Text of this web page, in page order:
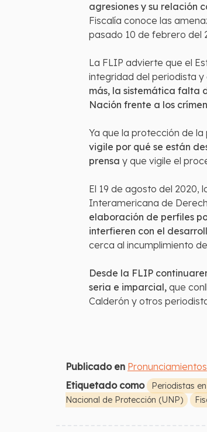
agresiones y su relación
Fiscalía conoce las
pasado 10 de febrero del
La FLIP advierte que el
integridad del periodista
más, la sistemática falta
Nación frente a los
Ya que la protección de
vigile por qué se están
prensa y que vigile el
El 19 de agosto del 2020,
Interamericana de
elaboración de perfiles
interfieren con el
cerca al incumplimiento
Desde la FLIP
seria e imparcial, que
Calderón y otros
Publicado en Pronunciamientos
Etiquetado como
Periodistas
Nacional de Protección (UNP)